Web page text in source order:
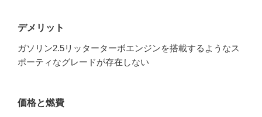
デメリット
ガソリン2.5リッターターボエンジンを搭載するようなス
ポーティなグレードが存在しない
価格と燃費